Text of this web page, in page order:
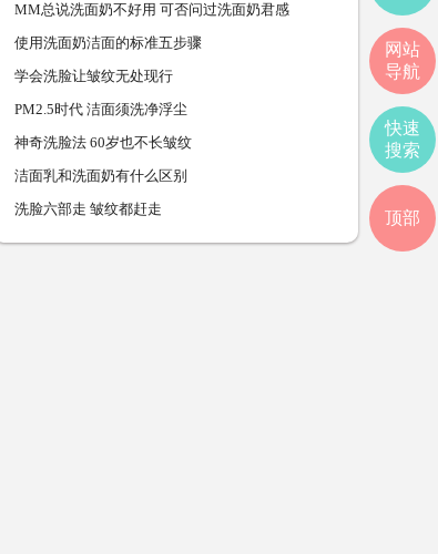
MM总说洗面奶不好用 可否问过洗面奶君感
使用洗面奶洁面的标准五步骤
学会洗脸让皱纹无处现行
PM2.5时代 洁面须洗净浮尘
神奇洗脸法 60岁也不长皱纹
洁面乳和洗面奶有什么区别
洗脸六部走 皱纹都赶走
网站
导航
快速
搜索
顶部